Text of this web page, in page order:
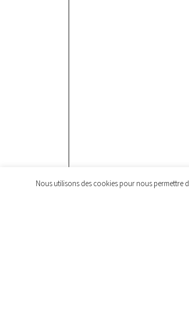
Nous utilisons des cookies pour nous permettre